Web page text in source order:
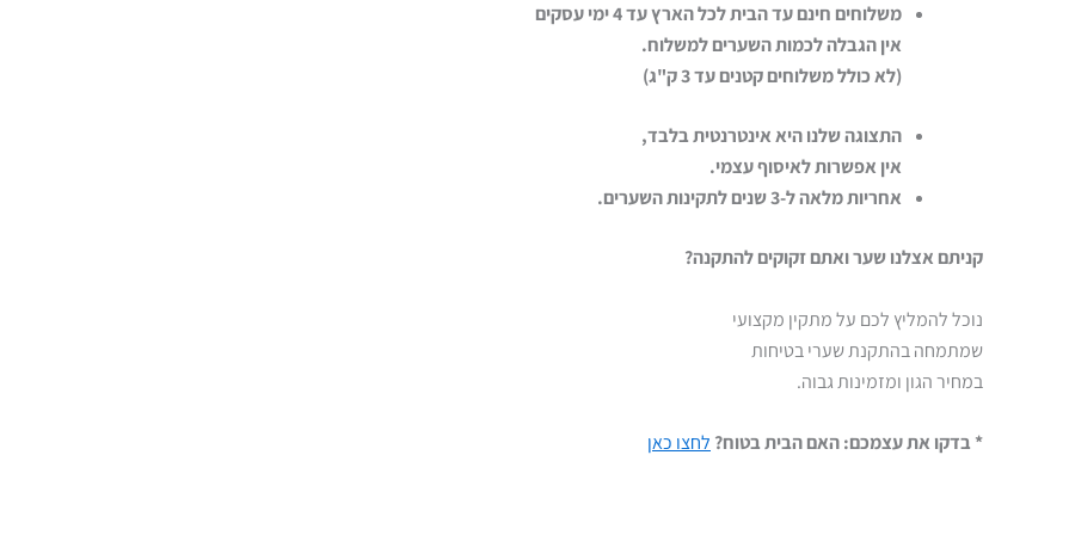
משלוחים חינם עד הבית לכל הארץ עד 4 ימי עסקים
אין הגבלה לכמות השערים למשלוח.
(לא כולל משלוחים קטנים עד 3 ק"ג)
התצוגה שלנו היא אינטרנטית בלבד,
אין אפשרות לאיסוף עצמי.
אחריות מלאה ל-3 שנים לתקינות השערים.
קניתם אצלנו שער ואתם זקוקים להתקנה?
נוכל להמליץ לכם על מתקין מקצועי
שמתמחה בהתקנת שערי בטיחות
במחיר הגון ומזמינות גבוה.
* בדקו את עצמכם: האם הבית בטוח? לחצו כאן